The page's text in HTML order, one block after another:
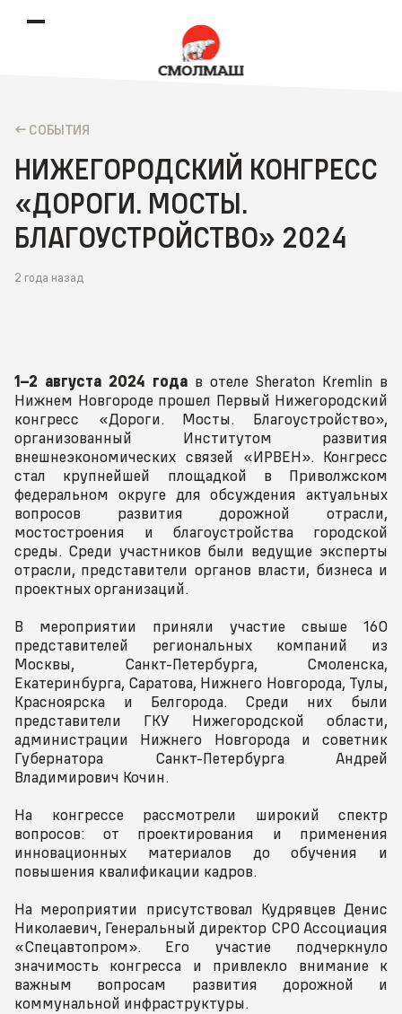
CОБЫТИЯ
НИЖЕГОРОДСКИЙ КОНГРЕСС
«ДОРОГИ. МОСТЫ.
БЛАГОУСТРОЙСТВО» 2024
2 года назад
1–2 августа 2024 года в отеле Sheraton Kremlin в
Нижнем Новгороде прошел Первый Нижегородский
конгресс «Дороги. Мосты. Благоустройство»,
организованный Институтом развития
внешнеэкономических связей «ИРВЕН». Конгресс
стал крупнейшей площадкой в Приволжском
федеральном округе для обсуждения актуальных
вопросов развития дорожной отрасли,
мостостроения и благоустройства городской
среды. Среди участников были ведущие эксперты
отрасли, представители органов власти, бизнеса и
проектных организаций.
В мероприятии приняли участие свыше 160
представителей региональных компаний из
Москвы, Санкт-Петербурга, Смоленска,
Екатеринбурга, Саратова, Нижнего Новгорода, Тулы,
Красноярска и Белгорода. Среди них были
представители ГКУ Нижегородской области,
администрации Нижнего Новгорода и советник
Губернатора Санкт-Петербурга Андрей
Владимирович Кочин.
На конгрессе рассмотрели широкий спектр
вопросов: от проектирования и применения
инновационных материалов до обучения и
повышения квалификации кадров.
На мероприятии присутствовал Кудрявцев Денис
Николаевич, Генеральный директор СРО Ассоциация
«Спецавтопром». Его участие подчеркнуло
значимость конгресса и привлекло внимание к
важным вопросам развития дорожной и
коммунальной инфраструктуры.